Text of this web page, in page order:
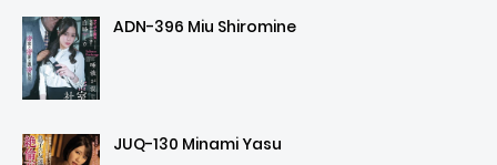
ADN-396 Miu Shiromine
JUQ-130 Minami Yasu